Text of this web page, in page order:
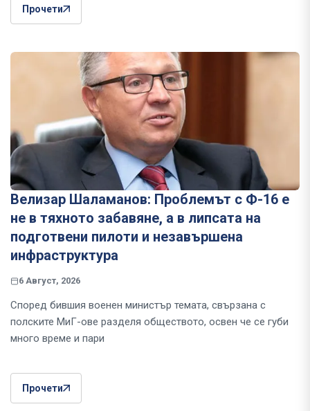
Прочети
Велизар Шаламанов: Проблемът с Ф-16 е
не в тяхното забавяне, а в липсата на
подготвени пилоти и незавършена
инфраструктура
6 Август, 2026
Според бившия военен министър темата, свързана с
полските МиГ-ове разделя обществото, освен че се губи
много време и пари
Прочети